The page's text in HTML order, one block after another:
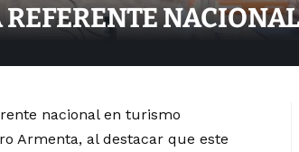
nacional en turismo
Armenta, al destacar que este